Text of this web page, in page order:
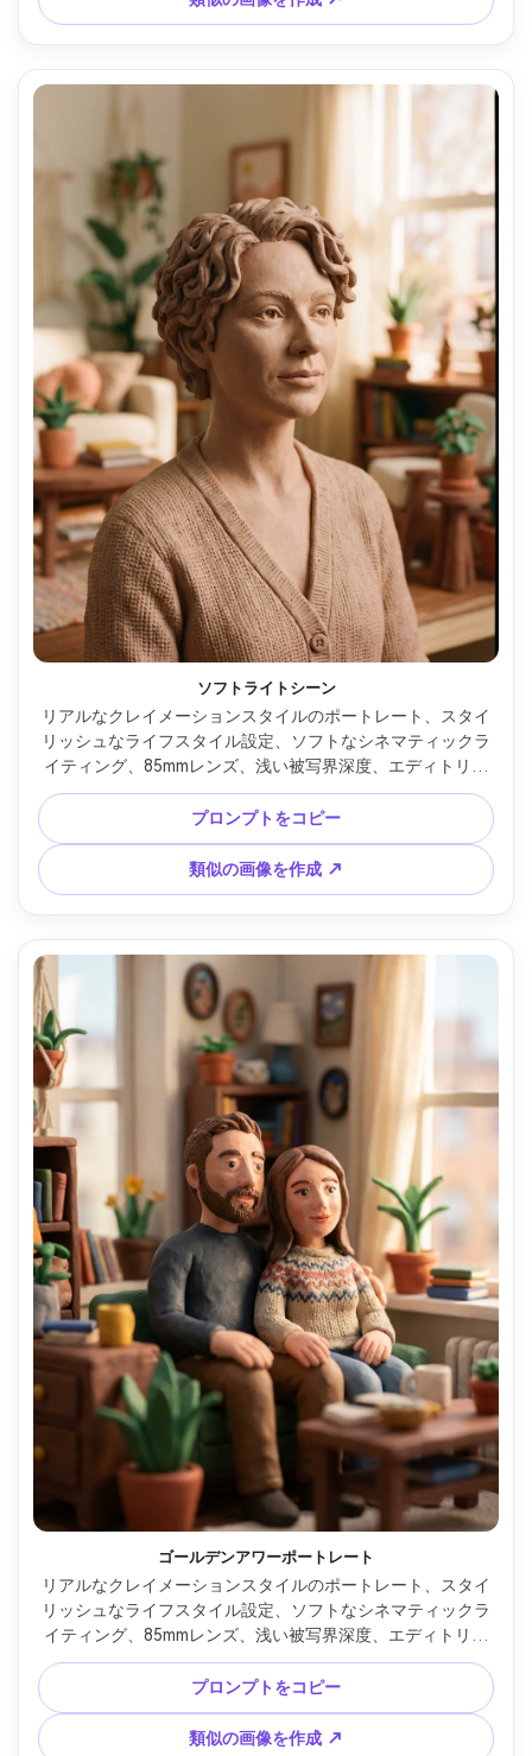
ソフトライトシーン
リアルなクレイメーションスタイルのポートレート、スタイ
リッシュなライフスタイル設定、ソフトなシネマティックラ
イティング、85mmレンズ、浅い被写界深度、エディトリア
ル構図、自然な肌の質感 --ar 4:5
プロンプトをコピー
類似の画像を作成 ↗
ゴールデンアワーポートレート
リアルなクレイメーションスタイルのポートレート、スタイ
リッシュなライフスタイル設定、ソフトなシネマティックラ
イティング、85mmレンズ、浅い被写界深度、エディトリア
ル構図、自然な肌の質感 --ar 4:5
プロンプトをコピー
類似の画像を作成 ↗